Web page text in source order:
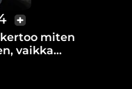
miten
vaikka
näyttää